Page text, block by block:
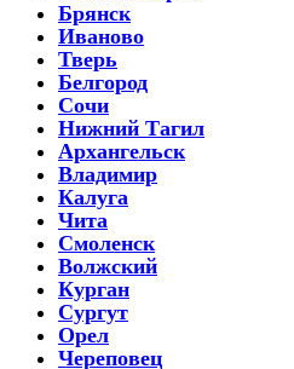
Брянск
Иваново
Тверь
Белгород
Сочи
Нижний Тагил
Архангельск
Владимир
Калуга
Чита
Смоленск
Волжский
Курган
Сургут
Орел
Череповец